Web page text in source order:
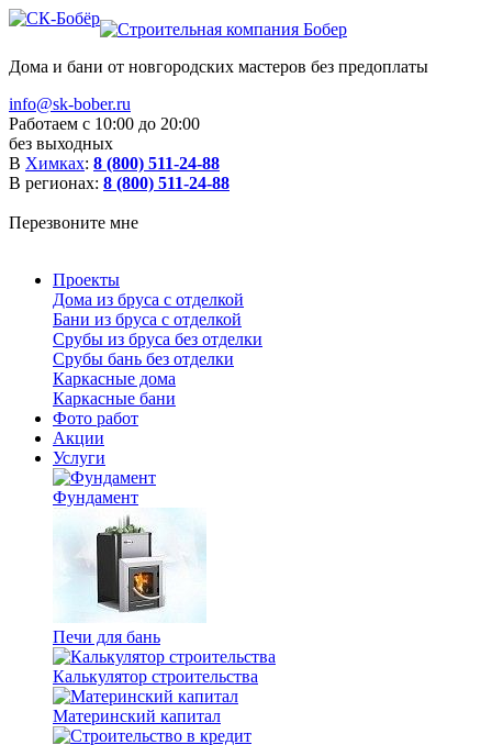
Дома и бани от новгородских мастеров без предоплаты
info@sk-bober.ru
Работаем с 10:00 до 20:00
без выходных
В Химках: 8 (800) 511-24-88
В регионах: 8 (800) 511-24-88
Перезвоните мне
Проекты
Дома из бруса с отделкой
Бани из бруса с отделкой
Срубы из бруса без отделки
Срубы бань без отделки
Каркасные дома
Каркасные бани
Фото работ
Акции
Услуги
Фундамент
Печи для бань
Калькулятор строительства
Материнский капитал